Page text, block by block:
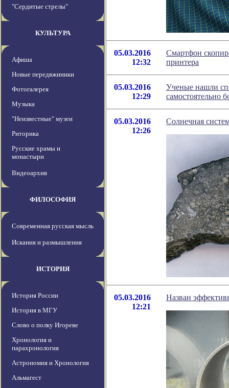
"Сердитые стрелы"
КУЛЬТУРА
Афиша
Новые передвжиники
Фотогалерея
Музыка
"Неизвестные" музеи
Риторика
Русские храмы и
монастыри
Видеоархив
ФИЛОСОФИЯ
Современная русская мысль
Искания и размышления
ИСТОРИЯ
История России
История в МГУ
Слово о полку Игореве
Хронология и
парахронология
Астрономия и Хронология
Альмагест
05.03.2016
12:32
Смартфон
принтера
05.03.2016
12:29
Ученые нашли
самостоятельно
05.03.2016
12:26
Солнечная
05.03.2016
12:21
Назван